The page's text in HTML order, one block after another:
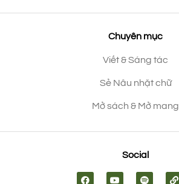
Chuyên mục
Viết & Sáng tác
Sẻ Nâu nhặt chữ
Mở sách & Mở mang
Social